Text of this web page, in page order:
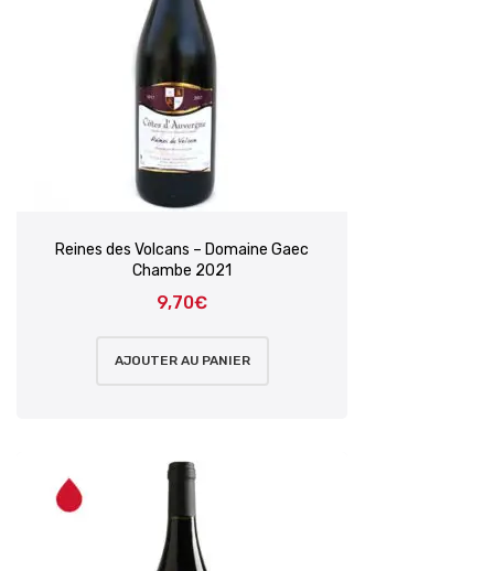
Reines des Volcans – Domaine Gaec
Chambe 2021
9,70€
AJOUTER AU PANIER